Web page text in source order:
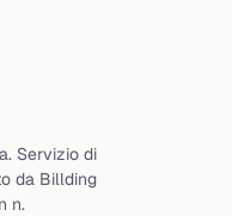
Servizio di
da Billding
n.